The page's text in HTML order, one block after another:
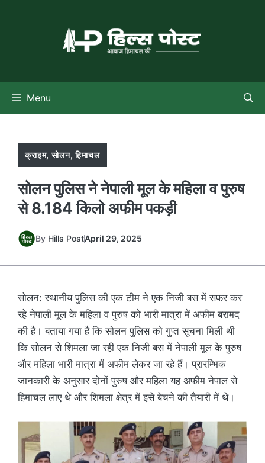
Menu
क्राइम,सोलन,हिमाचल
सोलन पुलिस ने नेपाली मूल के महिला व पुरुष
से 8.184 किलो अफीम पकड़ी
By Hills PostApril 29, 2025
सोलन: स्थानीय पुलिस की एक टीम ने एक निजी बस में सफर कर
रहे नेपाली मूल के महिला व पुरुष को भारी मात्रा में अफीम बरामद
की है। बताया गया है कि सोलन पुलिस को गुप्त सूचना मिली थी
कि सोलन से शिमला जा रही एक निजी बस में नेपाली मूल के पुरुष
और महिला भारी मात्रा में अफीम लेकर जा रहे हैं। प्रारम्भिक
जानकारी के अनुसार दोनों पुरुष और महिला यह अफीम नेपाल से
हिमाचल लाए थे और शिमला क्षेत्र में इसे बेचने की तैयारी में थे।